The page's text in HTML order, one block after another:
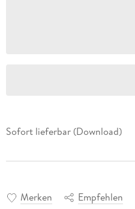
Sofort lieferbar (Download)
Merken Empfehlen